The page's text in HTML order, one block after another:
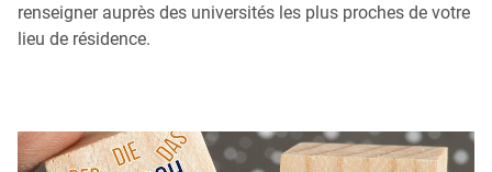
renseigner auprès des universités les plus proches de votre
lieu de résidence.